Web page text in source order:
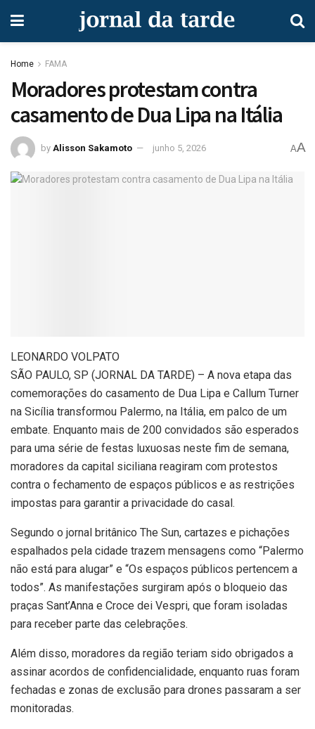
Home FAMA
Moradores protestam contra
casamento de Dua Lipa na Itália
by Alisson Sakamoto junho 5, 2026 AA
LEONARDO VOLPATO
SÃO PAULO, SP (JORNAL DA TARDE) – A nova etapa das
comemorações do casamento de Dua Lipa e Callum Turner
na Sicília transformou Palermo, na Itália, em palco de um
embate. Enquanto mais de 200 convidados são esperados
para uma série de festas luxuosas neste fim de semana,
moradores da capital siciliana reagiram com protestos
contra o fechamento de espaços públicos e as restrições
impostas para garantir a privacidade do casal.
Segundo o jornal britânico The Sun, cartazes e pichações
espalhados pela cidade trazem mensagens como “Palermo
não está para alugar” e “Os espaços públicos pertencem a
todos”. As manifestações surgiram após o bloqueio das
praças Sant’Anna e Croce dei Vespri, que foram isoladas
para receber parte das celebrações.
Além disso, moradores da região teriam sido obrigados a
assinar acordos de confidencialidade, enquanto ruas foram
fechadas e zonas de exclusão para drones passaram a ser
monitoradas.